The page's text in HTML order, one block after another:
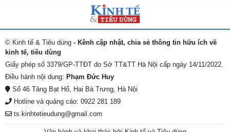
© Kinh tế & Tiêu dùng - Kênh cập nhật, chia sẻ thông tin hữu ích về
kinh tế, tiêu dùng
Giấy phép số 3379/GP-TTĐT do Sở TT&TT Hà Nội cấp ngày 14/11/2022.
Điều hành nội dung: Phạm Đức Huy
Số 46 Tăng Bạt Hổ, Hai Bà Trưng, Hà Nội
Hotline và quảng cáo: 0922 281 189
ts.kinhtetieudung@gmail.com